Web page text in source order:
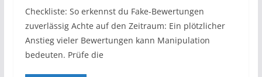
Checkliste: So erkennst du Fake-Bewertungen
zuverlässig Achte auf den Zeitraum: Ein plötzlicher
Anstieg vieler Bewertungen kann Manipulation
bedeuten. Prüfe die